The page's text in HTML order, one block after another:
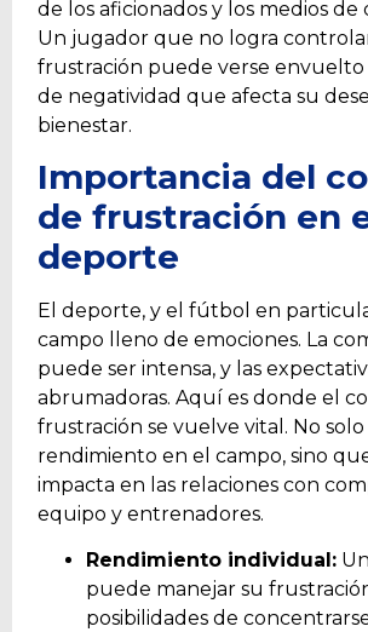
de los aficionados y los medios de
Un jugador que no logra
frustración puede verse envuelto
de negatividad que afecta su
bienestar.
Importancia del
de frustración en
deporte
El deporte, y el fútbol en
campo lleno de emociones. La
puede ser intensa, y las
abrumadoras. Aquí es donde el
frustración se vuelve vital. No solo
rendimiento en el campo, sino
impacta en las relaciones con
equipo y entrenadores.
Rendimiento individual:
puede manejar su
posibilidades de